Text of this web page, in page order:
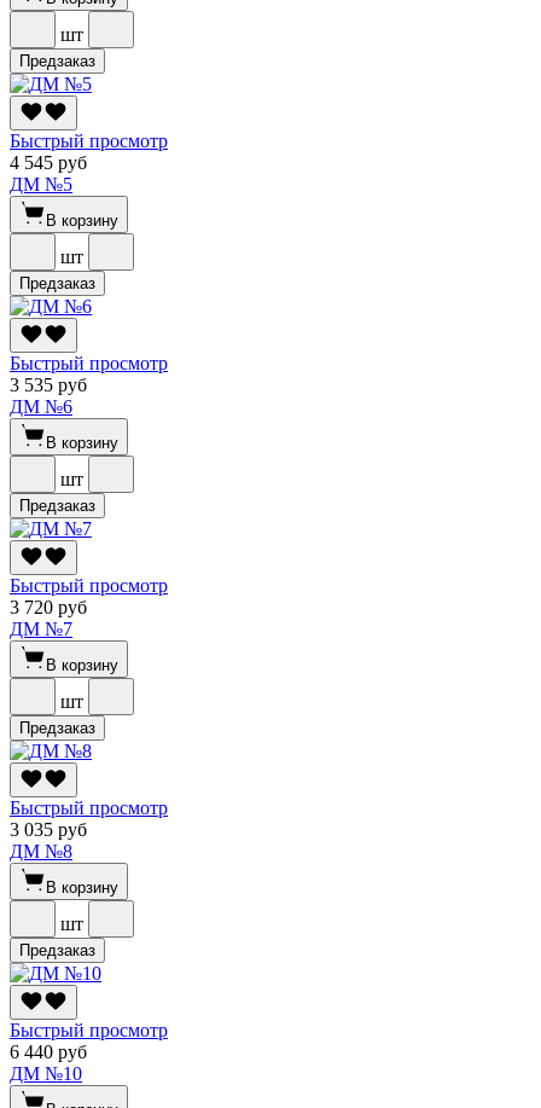
шт
Предзаказ
Быстрый просмотр
4 545 руб
ДМ №5
В корзину
шт
Предзаказ
Быстрый просмотр
3 535 руб
ДМ №6
В корзину
шт
Предзаказ
Быстрый просмотр
3 720 руб
ДМ №7
В корзину
шт
Предзаказ
Быстрый просмотр
3 035 руб
ДМ №8
В корзину
шт
Предзаказ
Быстрый просмотр
6 440 руб
ДМ №10